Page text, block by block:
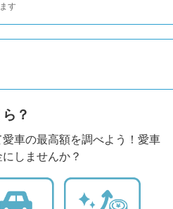
す
？
車の最高額を調べよう！愛車
しませんか？